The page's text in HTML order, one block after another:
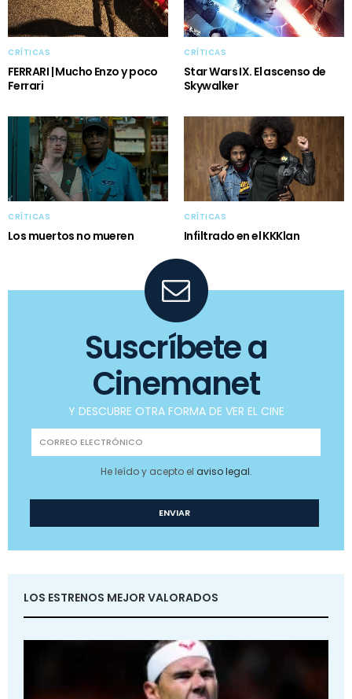
CRÍTICAS
FERRARI | Mucho Enzo y poco
Ferrari
CRÍTICAS
Star Wars IX. El ascenso de
Skywalker
CRÍTICAS
Los muertos no mueren
CRÍTICAS
Infiltrado en el KKKlan
Suscríbete a
Cinemanet
Y DESCUBRE OTRA FORMA DE VER EL CINE
He leído y acepto el aviso legal.
LOS ESTRENOS MEJOR VALORADOS